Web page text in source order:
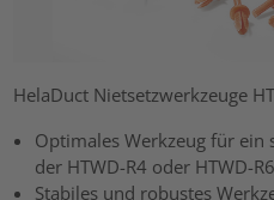
HelaDuct Nietsetzwerkzeuge
Optimales Werkzeug für ein
der HTWD-R4 oder HTWD-
Stabiles und robustes